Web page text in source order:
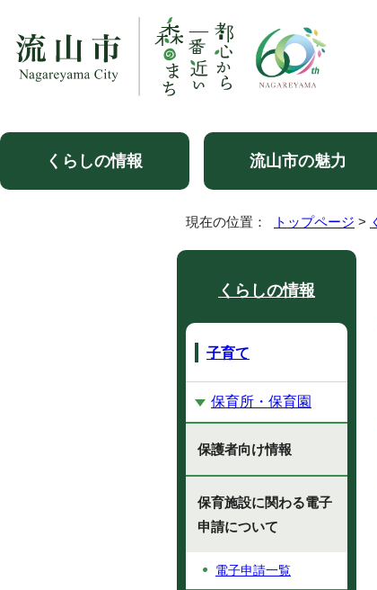
くらしの情報 流山市の魅力
現在の位置： トップページ >
くらしの情報
子育て
保育所・保育園
保護者向け情報
保育施設に関わる電子
申請について
電子申請一覧